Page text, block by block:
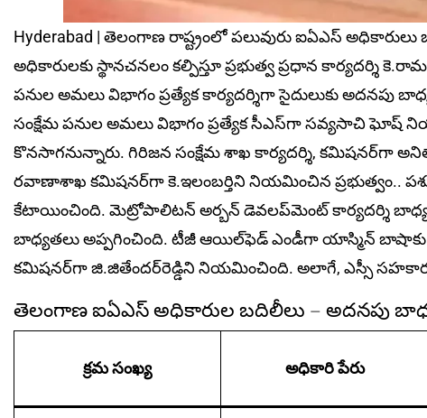
Hyderabad | తెలంగాణ రాష్ట్రంలో పలువురు ఐఏఎస్‌
అధికారుల‌కు స్థాన‌చ‌న‌లం క‌ల్పిస్తూ ప్రభుత్వ ప్రధాన కార్యదర్శి
పనుల అమలు విభాగం ప్రత్యేక కార్యదర్శిగా సైదులుకు అదనపు
సంక్షేమ పనుల అమలు విభాగం ప్రత్యేక సీఎస్‌గా సవ్యసాచి ఘోష్‌
కొనసాగనున్నారు. గిరిజన సంక్షేమ శాఖ కార్యదర్శి, కమిషనర్‌గా
రవాణాశాఖ కమిషనర్‌గా కె.ఇలంబర్తిని నియమించిన ప్రభుత్వం..
కేటాయించింది. మెట్రోపాలిటన్‌ అర్బన్‌ ‌డెవలప్‌మెంట్‌ ‌కార్యదర్శి
బాధ్యతలు అప్ప‌గించింది. టీజీ ఆయిల్‌ఫెడ్‌ ఎం‌డీగా యాస్మిన్‌ ‌బాషాకు
కమిషనర్‌గా జి.జితేందర్‌రెడ్డిని నియమించింది. అలాగే, ఎస్సీ
తెలంగాణ ఐఏఎస్‌ అధికారుల బదిలీలు – అదనపు
క్రమ సంఖ్య అధికారి పేరు